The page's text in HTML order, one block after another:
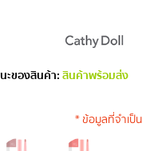
ะของสินค้า:สินค้าพร้อมส่ง
* ข้อมูลที่จำเป็น